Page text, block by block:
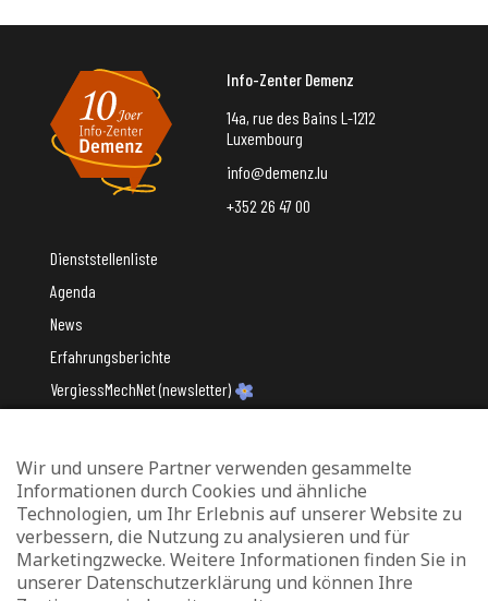
Info-Zenter Demenz
14a, rue des Bains L-1212
Luxembourg
info@demenz.lu
+352 26 47 00
Dienststellenliste
Agenda
News
Erfahrungsberichte
VergiessMechNet (newsletter)
Mit Unterstützung des
Wir und unsere Partner verwenden gesammelte
Informationen durch Cookies und ähnliche
Technologien, um Ihr Erlebnis auf unserer Website zu
verbessern, die Nutzung zu analysieren und für
Marketingzwecke. Weitere Informationen finden Sie in
unserer Datenschutzerklärung und können Ihre